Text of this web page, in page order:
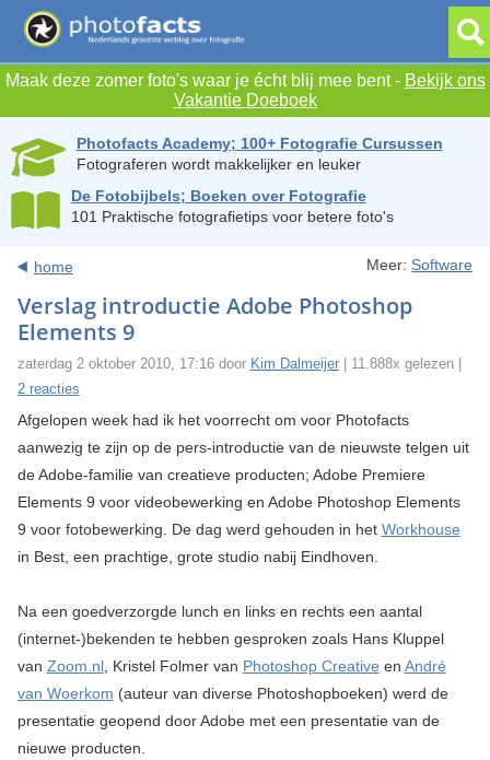
Maak deze zomer foto's waar je écht blij mee bent - Bekijk ons
Vakantie Doeboek
Photofacts Academy; 100+ Fotografie Cursussen
Fotograferen wordt makkelijker en leuker
De Fotobijbels; Boeken over Fotografie
101 Praktische fotografietips voor betere foto's
home Meer: Software
Verslag introductie Adobe Photoshop
Elements 9
zaterdag 2 oktober 2010, 17:16 door Kim Dalmeijer| 11.888x gelezen |
2 reacties
Afgelopen week had ik het voorrecht om voor Photofacts
aanwezig te zijn op de pers-introductie van de nieuwste telgen uit
de Adobe-familie van creatieve producten; Adobe Premiere
Elements 9 voor videobewerking en Adobe Photoshop Elements
9 voor fotobewerking. De dag werd gehouden in het Workhouse
in Best, een prachtige, grote studio nabij Eindhoven.
Na een goedverzorgde lunch en links en rechts een aantal
(internet-)bekenden te hebben gesproken zoals Hans Kluppel
van Zoom.nl, Kristel Folmer van Photoshop Creative en André
van Woerkom (auteur van diverse Photoshopboeken) werd de
presentatie geopend door Adobe met een presentatie van de
nieuwe producten.